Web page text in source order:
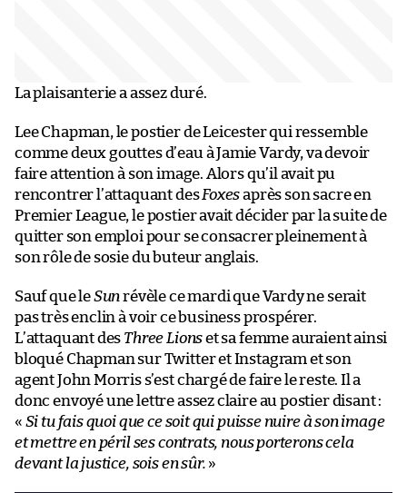
La plaisanterie a assez duré.
Lee Chapman, le postier de Leicester qui ressemble
comme deux gouttes d’eau à Jamie Vardy, va devoir
faire attention à son image. Alors qu’il avait pu
rencontrer l’attaquant desFoxesaprès son sacre en
Premier League, le postier avait décider par la suite de
quitter son emploi pour se consacrer pleinement à
son rôle de sosie du buteur anglais.
Sauf que leSunrévèle ce mardi que Vardy ne serait
pas très enclin à voir ce business prospérer.
L’attaquant des Three Lionset sa femme auraient ainsi
bloqué Chapman sur Twitter et Instagram et son
agent John Morris s’est chargé de faire le reste. Il a
donc envoyé une lettre assez claire au postier disant :
« Si tu fais quoi que ce soit qui puisse nuire à son image
et mettre en péril ses contrats, nous porterons cela
devant la justice, sois en sûr. »